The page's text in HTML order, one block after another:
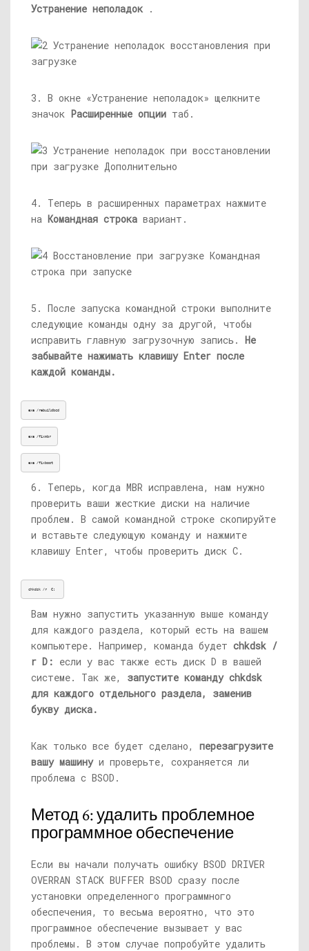
Устранение неполадок.
3. В окне «Устранение неполадок» щелкните
значок Расширенные опции таб.
4. Теперь в расширенных параметрах нажмите
на Командная строка вариант.
5. После запуска командной строки выполните
следующие команды одну за другой, чтобы
исправить главную загрузочную запись. Не
забывайте нажимать клавишу Enter после
каждой команды.
exe /rebuildbcd
exe /fixmbr
exe /fixboot
6. Теперь, когда MBR исправлена, нам нужно
проверить ваши жесткие диски на наличие
проблем. В самой командной строке скопируйте
и вставьте следующую команду и нажмите
клавишу Enter, чтобы проверить диск C.
chkdsk /r C:
Вам нужно запустить указанную выше команду
для каждого раздела, который есть на вашем
компьютере. Например, команда будет chkdsk /
r D: если у вас также есть диск D в вашей
системе. Так же, запустите команду chkdsk
для каждого отдельного раздела, заменив
букву диска.
Как только все будет сделано, перезагрузите
вашу машинуи проверьте, сохраняется ли
проблема с BSOD.
Метод 6: удалить проблемное
программное обеспечение
Если вы начали получать ошибку BSOD DRIVER
OVERRAN STACK BUFFER BSOD сразу после
установки определенного программного
обеспечения, то весьма вероятно, что это
программное обеспечение вызывает у вас
проблемы. В этом случае попробуйте удалить